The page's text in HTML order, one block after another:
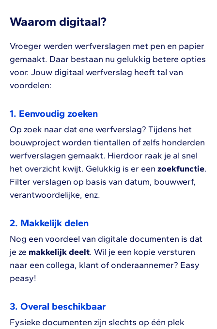
Waarom digitaal?
Vroeger werden werfverslagen met pen en papier
gemaakt. Daar bestaan nu gelukkig betere opties
voor. Jouw digitaal werfverslag heeft tal van
voordelen:
1. Eenvoudig zoeken
Op zoek naar dat ene werfverslag? Tijdens het
bouwproject worden tientallen of zelfs honderden
werfverslagen gemaakt. Hierdoor raak je al snel
het overzicht kwijt. Gelukkig is er een zoekfunctie.
Filter verslagen op basis van datum, bouwwerf,
verantwoordelijke, enz.
2. Makkelijk delen
Nog een voordeel van digitale documenten is dat
je ze makkelijk deelt. Wil je een kopie versturen
naar een collega, klant of onderaannemer? Easy
peasy!
3. Overal beschikbaar
Fysieke documenten zijn slechts op één plek